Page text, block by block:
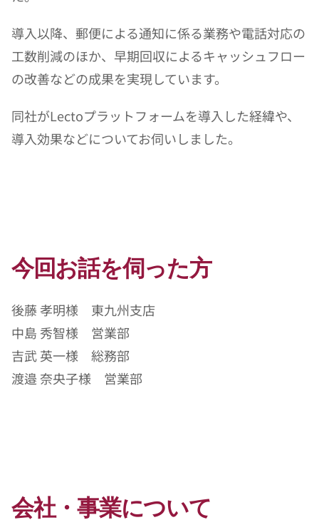
導入以降、郵便による通知に係る業務や電話対応の
工数削減のほか、早期回収によるキャッシュフロー
の改善などの成果を実現しています。
同社がLectoプラットフォームを導入した経緯や、
導入効果などについてお伺いしました。
今回お話を伺った方
後藤 孝明様　東九州支店
中島 秀智様　営業部
吉武 英一様　総務部
渡邉 奈央子様　営業部
会社・事業について